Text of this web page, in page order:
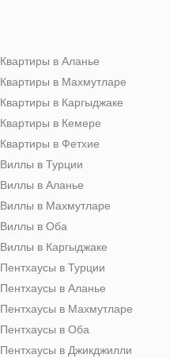
Квартиры в Аланье
Квартиры в Махмутларе
Квартиры в Каргыджаке
Квартиры в Кемере
Квартиры в Фетхие
Виллы в Турции
Виллы в Аланье
Виллы в Махмутларе
Виллы в Оба
Виллы в Каргыджаке
Пентхаусы в Турции
Пентхаусы в Аланье
Пентхаусы в Махмутларе
Пентхаусы в Оба
Пентхаусы в Джикджилли